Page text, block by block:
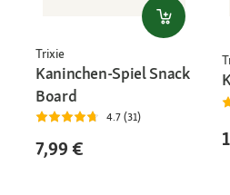
Trixie
Kaninchen-Spiel Snack
Board
4.7 (31)
7,99 €